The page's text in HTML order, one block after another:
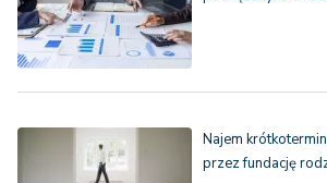
Najem
przez fundację